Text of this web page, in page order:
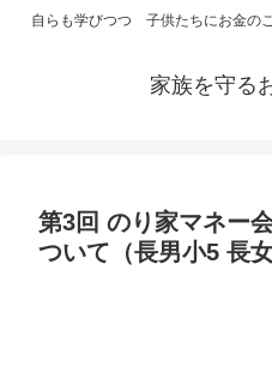
自らも学びつつ 子供たちにお金の
家族を守る
第3回 のり家マネー
ついて（長男小5 長